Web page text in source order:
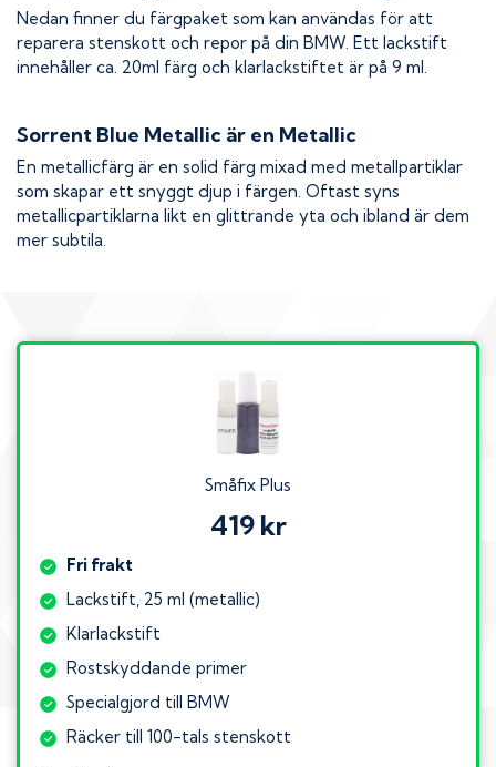
Nedan finner du färgpaket som kan användas för att
reparera stenskott och repor på din BMW. Ett lackstift
innehåller ca. 20ml färg och klarlackstiftet är på 9 ml.
Sorrent Blue Metallic är en Metallic
En metallicfärg är en solid färg mixad med metallpartiklar
som skapar ett snyggt djup i färgen. Oftast syns
metallicpartiklarna likt en glittrande yta och ibland är dem
mer subtila.
Småfix Plus
419 kr
Fri frakt
Lackstift, 25 ml (metallic)
Klarlackstift
Rostskyddande primer
Specialgjord till BMW
Räcker till 100-tals stenskott